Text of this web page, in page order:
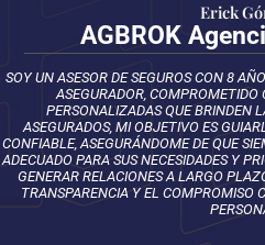
Erick
AGBROK
SOY UN ASESOR DE SEGUROS CON 8
ASEGURADOR, COMPROMETIDO
PERSONALIZADAS QUE BRINDEN
ASEGURADOS, MI OBJETIVO ES
CONFIABLE, ASEGURÁNDOME DE QUE
ADECUADO PARA SUS NECESIDADES Y
GENERAR RELACIONES A LARGO
TRANSPARENCIA Y EL COMPROMISO